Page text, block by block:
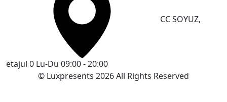
CC SOYUZ,
etajul 0 Lu-Du 09:00 - 20:00
© Luxpresents 2026 All Rights Reserved